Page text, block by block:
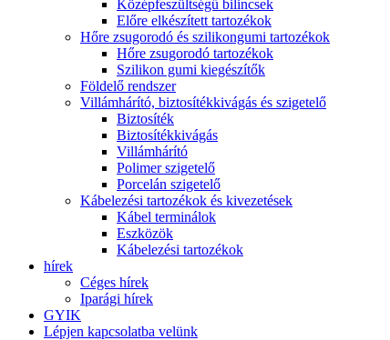
Középfeszültségű bilincsek
Előre elkészített tartozékok
Hőre zsugorodó és szilikongumi tartozékok
Hőre zsugorodó tartozékok
Szilikon gumi kiegészítők
Földelő rendszer
Villámhárító, biztosítékkivágás és szigetelő
Biztosíték
Biztosítékkivágás
Villámhárító
Polimer szigetelő
Porcelán szigetelő
Kábelezési tartozékok és kivezetések
Kábel terminálok
Eszközök
Kábelezési tartozékok
hírek
Céges hírek
Iparági hírek
GYIK
Lépjen kapcsolatba velünk